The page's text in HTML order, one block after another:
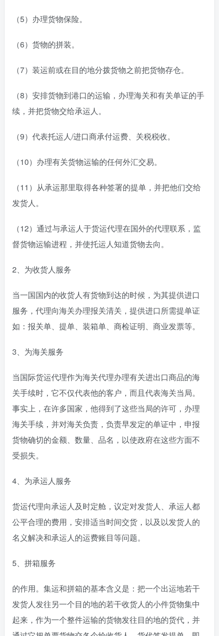
（5）办理货物保险。
（6）货物的拼装。
（7）装运前或在目的地分拨货物之前把货物存仓。
（8）安排货物到港口的运输，办理海关和有关单证的手
续，并把货物交给承运人。
（9）代表托运人/进口商承付运费、关税税收。
（10）办理有关货物运输的任何外汇交易。
（11）从承运那里取得各种签署的提单，并把他们交给
发货人。
（12）通过与承运人于货运代理在国外的代理联系，监
督货物运输进程，并使托运人知道货物去向。
2、为收货人服务
当一国国内的收货人有货物到达的时候，为其提供进口
服务，代理向海关办理报关清关，提供进口所需提单证
如：报关单、提单、装箱单、商检证明、商业发票等。
3、为海关服务
当国际货运代理作为海关代理办理有关进出口商品的海
关手续时，它不仅代表他的客户，而且代表海关当局。
事实上，在许多国家，他得到了这些当局的许可，办理
海关手续，并对海关负责，负责早发定的单证中，申报
货物确切的金额、数量、品名，以使政府在这些方面不
受损失。
4、为承运人服务
货运代理向承运人及时定舱，议定对发货人、承运人都
公平合理的费用，安排适当时间交货，以及以发货人的
名义解决和承运人的运费账目等问题。
5、拼箱服务
的作用。集运和拼箱的基本含义是：把一个出运地若干
发货人发往另一个目的地的若干收货人的小件货物集中
起来，作为一个整件运输的货物发往目的地的货代，并